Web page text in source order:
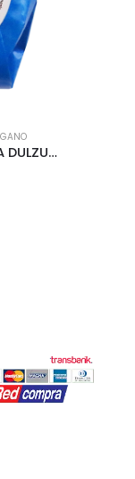
ALFAJOR VEGANO DE GUINDA DULZURA VEGETAL 35GR